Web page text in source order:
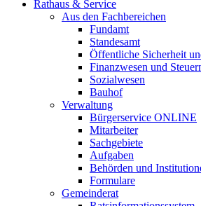
Rathaus & Service
Aus den Fachbereichen
Fundamt
Standesamt
Öffentliche Sicherheit
Finanzwesen und
Sozialwesen
Bauhof
Verwaltung
Bürgerservice ONLINE
Mitarbeiter
Sachgebiete
Aufgaben
Behörden und
Formulare
Gemeinderat